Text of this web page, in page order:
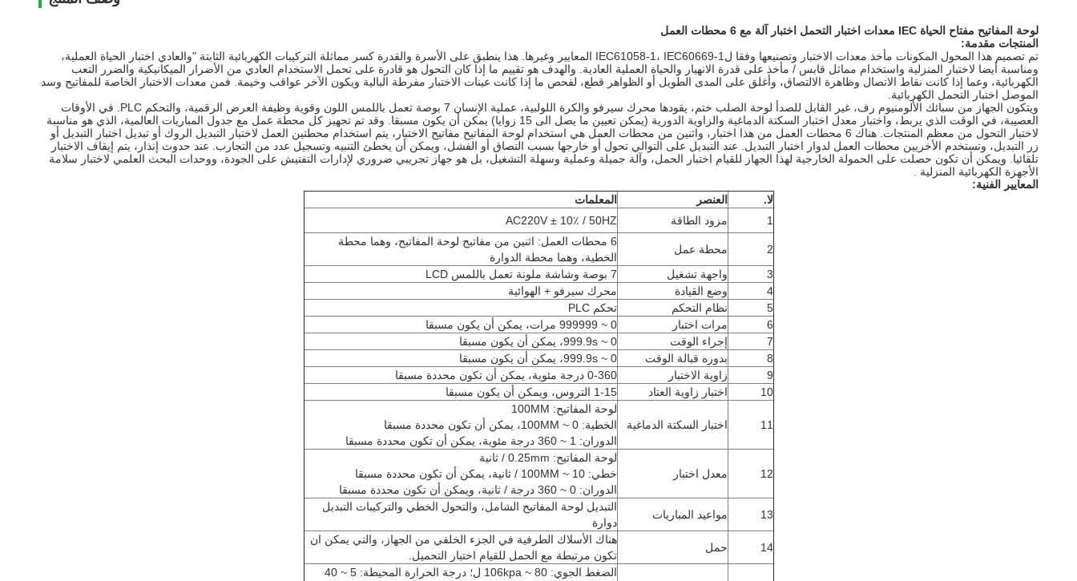
لوحة المفاتيح مفتاح الحياة IEC معدات اختبار التحمل اختبار آلة مع 6 محطات العمل
المنتجات مقدمة:
تم تصميم هذا المحول المكونات مأخذ معدات الاختبار وتصنيعها وفقا لIEC61058-1، IEC60669-1 المعايير وغيرها. هذا ينطبق على الأسرة والقدرة كسر مماثلة التركيبات الكهربائية الثابتة "والعادي اختبار الحياة العملية،
ومناسبة أيضا لاختبار المنزلية واستخدام مماثل قابس / مأخذ على قدرة الانهيار والحياة العملية العادية.
والهدف هو تقييم ما إذا كان التحول هو قادرة على تحمل الاستخدام العادي من الأضرار الميكانيكية والضرر التعب
الكهربائية، وعما إذا كانت نقاط الاتصال وظاهرة الالتصاق، وأغلق على المدى الطويل أو الظواهر قطع، لفحص ما إذا كانت عينات الاختبار مفرطة البالية ويكون الآخر عواقب وخيمة.
فمن معدات الاختبار الخاصة للمفاتيح وسد
الموصل اختبار التحمل الكهربائية.
ويتكون الجهاز من سبائك الألومنيوم رف، غير القابل للصدأ لوحة الصلب ختم، يقودها محرك سيرفو والكرة اللولبية، عملية الإنسان 7 بوصة تعمل باللمس اللون وقوية وظيفة العرض الرقمية، والتحكم PLC.
في الأوقات
العصيبة، في الوقت الذي يربط، واختبار معدل اختبار السكتة الدماغية والزاوية الدورية (يمكن تعيين ما يصل الى 15 زوايا) يمكن أن يكون مسبقا.
وقد تم تجهيز كل محطة عمل مع جدول المباريات العالمية، الذي هو مناسبة
لاختبار التحول من معظم المنتجات.
هناك 6 محطات العمل من هذا اختبار، واثنين من محطات العمل هي استخدام لوحة المفاتيح مفاتيح الاختبار، يتم استخدام محطتين العمل لاختبار التبديل الروك أو تبديل اختبار التبديل أو
زر التبديل، وتستخدم الأخريين محطات العمل لدوار اختبار التبديل.
عند التبديل على التوالي تحول أو خارجها بسبب التصاق أو الفشل، ويمكن أن يخطئ التنبيه وتسجيل عدد من التجارب.
عند حدوث إنذار، يتم إيقاف الاختبار
تلقائيا.
ويمكن أن تكون حصلت على الحمولة الخارجية لهذا الجهاز للقيام اختبار الحمل، وآلة جميلة وعملية وسهلة التشغيل، بل هو جهاز تجريبي ضروري لإدارات التفتيش على الجودة، ووحدات البحث العلمي لاختبار سلامة
الأجهزة الكهربائية المنزلية .
المعايير الفنية:
لا.
العنصر
المعلمات
1
مزود الطاقة AC220V ± 10٪ / 50HZ
2 محطة عمل
6 محطات العمل: اثنين من مفاتيح لوحة المفاتيح، وهما محطة
الخطية، وهما محطة الدوارة
3
واجهة تشغيل
7 بوصة وشاشة ملونة تعمل باللمس LCD
4
وضع القيادة
محرك سيرفو + الهوائية
5
نظام التحكم
تحكم PLC
6
مرات اختبار
0 ~ 999999 مرات، يمكن أن يكون مسبقا
7
إجراء الوقت
0 ~ 999.9s، يمكن أن يكون مسبقا
8
بدوره قبالة الوقت
0 ~ 999.9s، يمكن أن يكون مسبقا
9
زاوية الاختبار
0-360 درجة مئوية، يمكن أن تكون محددة مسبقا
10
اختبار زاوية العتاد 1-15 التروس، ويمكن أن يكون مسبقا
11 اختبار السكتة الدماغية
لوحة المفاتيح: 100MM
الخطية: 0 ~ 100MM، يمكن أن تكون محددة مسبقا
الدوران: 1 ~ 360 درجة مئوية، يمكن أن تكون محددة مسبقا
12 معدل اختبار
لوحة المفاتيح: 0.25mm / ثانية
خطي: 10 ~ 100MM / ثانية، يمكن أن تكون محددة مسبقا
الدوران: 0 ~ 360 درجة / ثانية، ويمكن أن تكون محددة مسبقا
13
مواعيد المباريات
التبديل لوحة المفاتيح الشامل، والتحول الخطي والتركيبات التبديل
دوارة
14
حمل
هناك الأسلاك الطرفية في الجزء الخلفي من الجهاز، والتي يمكن ان
تكون مرتبطة مع الحمل للقيام اختبار التحميل.
الضغط الجوي: 80 ~ 106kpa ل؛ درجة الحرارة المحيطة: 5 ~ 40